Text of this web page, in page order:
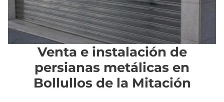
Venta e instalación de
persianas metálicas en
Bollullos de la Mitación